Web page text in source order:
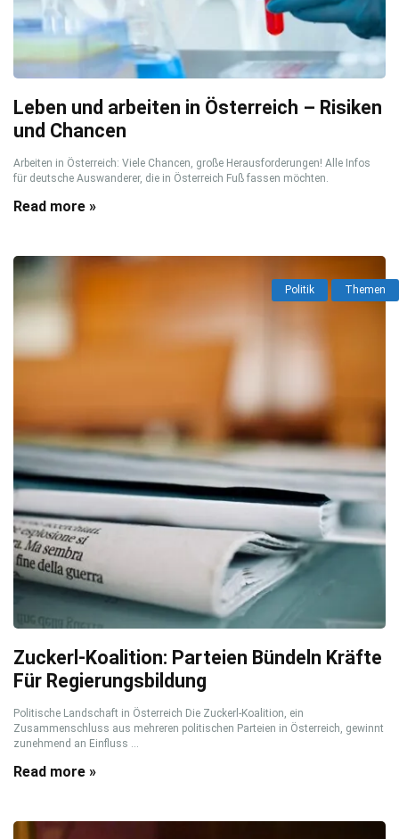
Leben und arbeiten in Österreich – Risiken
und Chancen
Arbeiten in Österreich: Viele Chancen, große Herausforderungen! Alle Infos
für deutsche Auswanderer, die in Österreich Fuß fassen möchten.
Read more »
Politik Themen
Zuckerl-Koalition: Parteien Bündeln Kräfte
Für Regierungsbildung
Politische Landschaft in Österreich Die Zuckerl-Koalition, ein
Zusammenschluss aus mehreren politischen Parteien in Österreich, gewinnt
zunehmend an Einfluss ...
Read more »